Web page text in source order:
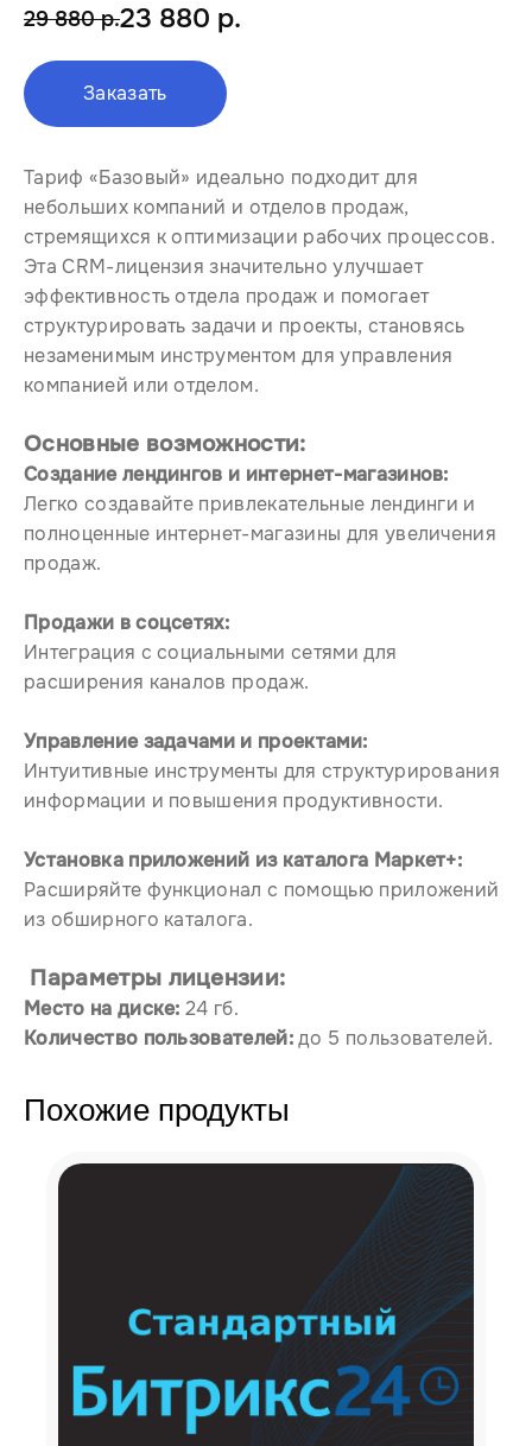
29 880 р.23 880 р.
Заказать
Тариф «Базовый» идеально подходит для
небольших компаний и отделов продаж,
стремящихся к оптимизации рабочих процессов.
Эта CRM-лицензия значительно улучшает
эффективность отдела продаж и помогает
структурировать задачи и проекты, становясь
незаменимым инструментом для управления
компанией или отделом.
Основные возможности:
Создание лендингов и интернет-магазинов:
Легко создавайте привлекательные лендинги и
полноценные интернет-магазины для увеличения
продаж.
Продажи в соцсетях:
Интеграция с социальными сетями для
расширения каналов продаж.
Управление задачами и проектами:
Интуитивные инструменты для структурирования
информации и повышения продуктивности.
Установка приложений из каталога Маркет+:
Расширяйте функционал с помощью приложений
из обширного каталога.
Параметры лицензии:
Место на диске:24 гб.
Количество пользователей:до 5 пользователей.
Похожие продукты